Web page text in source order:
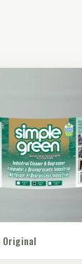
Original